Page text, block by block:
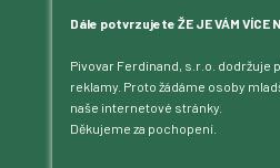
Dále potvrzujete ŽE JE VÁM VÍCE
Pivovar Ferdinand, s.r.o. dodržuje
reklamy. Proto žádáme osoby
naše internetové stránky.
Děkujeme za pochopení.Jsme na